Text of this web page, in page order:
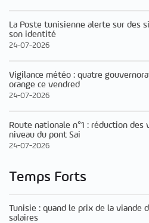
La Poste tunisienne alerte sur des
son identité
24-07-2026
Vigilance météo : quatre
orange ce vendred
24-07-2026
Route nationale n°1 : réduction des
niveau du pont Sai
24-07-2026
Temps Forts
Tunisie : quand le prix de la viande
salaires